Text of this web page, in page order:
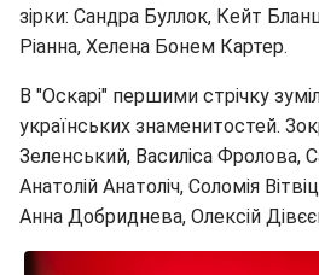
зірки: Сандра Буллок, Кейт
Ріанна, Хелена Бонем Картер.
В "Оскарі" першими стрічку
українських знаменитостей.
Зеленський, Василіса Фролова,
Анатолій Анатоліч, Соломія
Анна Добриднева, Олексій